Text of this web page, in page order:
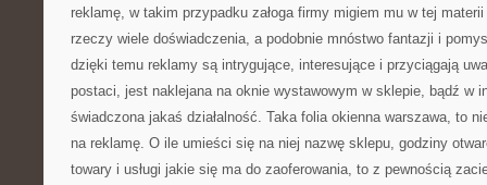
reklamę, w takim przypadku załoga firmy migiem mu w tej
rzeczy wiele doświadczenia, a podobnie mnóstwo fantazji i
dzięki temu reklamy są intrygujące, interesujące i przyciągają
postaci, jest naklejana na oknie wystawowym w sklepie, bądź w
świadczona jakaś działalność. Taka folia okienna warszawa, to
na reklamę. O ile umieści się na niej nazwę sklepu, godziny
towary i usługi jakie się ma do zaoferowania, to z pewnością